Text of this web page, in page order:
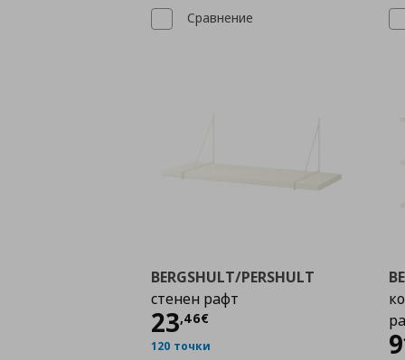
Сравнение
BERGSHULT/PERSHULT
стенен рафт
23,46€
Цена
120 точки